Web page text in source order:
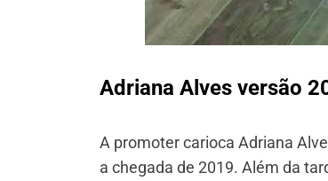
Adriana Alves versão
A promoter carioca Adriana
a chegada de 2019. Além da